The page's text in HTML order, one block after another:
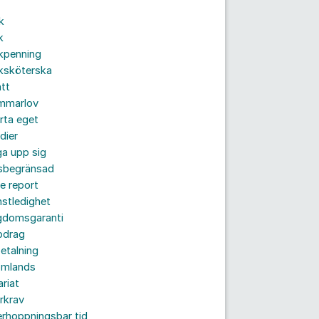
eget
upp sig
report
tid